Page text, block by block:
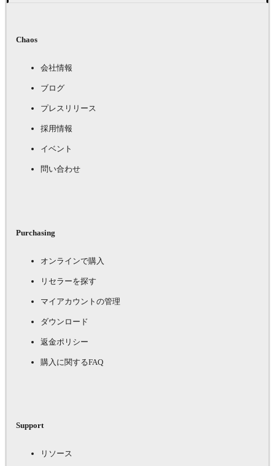
Chaos
会社情報
ブログ
プレスリリース
採用情報
イベント
問い合わせ
Purchasing
オンラインで購入
リセラーを探す
マイアカウントの管理
ダウンロード
返金ポリシー
購入に関するFAQ
Support
リソース